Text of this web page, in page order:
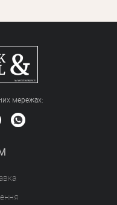
мережах: